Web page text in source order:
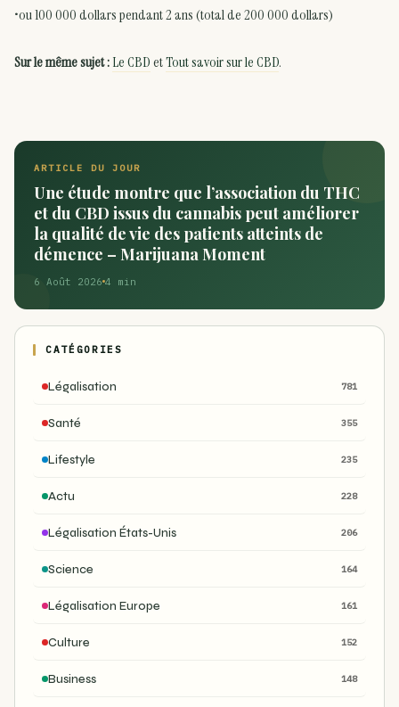
•ou 100 000 dollars pendant 2 ans (total de 200 000 dollars)
Sur le même sujet :Le CBDetTout savoir sur le CBD.
ARTICLE DU JOUR
Une étude montre que l’association du THC
et du CBD issus du cannabis peut améliorer
la qualité de vie des patients atteints de
démence – Marijuana Moment
6 Août 2026 4 min
CATÉGORIES
Légalisation 781
Santé 355
Lifestyle 235
Actu 228
Légalisation États-Unis 206
Science 164
Légalisation Europe 161
Culture 152
Business 148